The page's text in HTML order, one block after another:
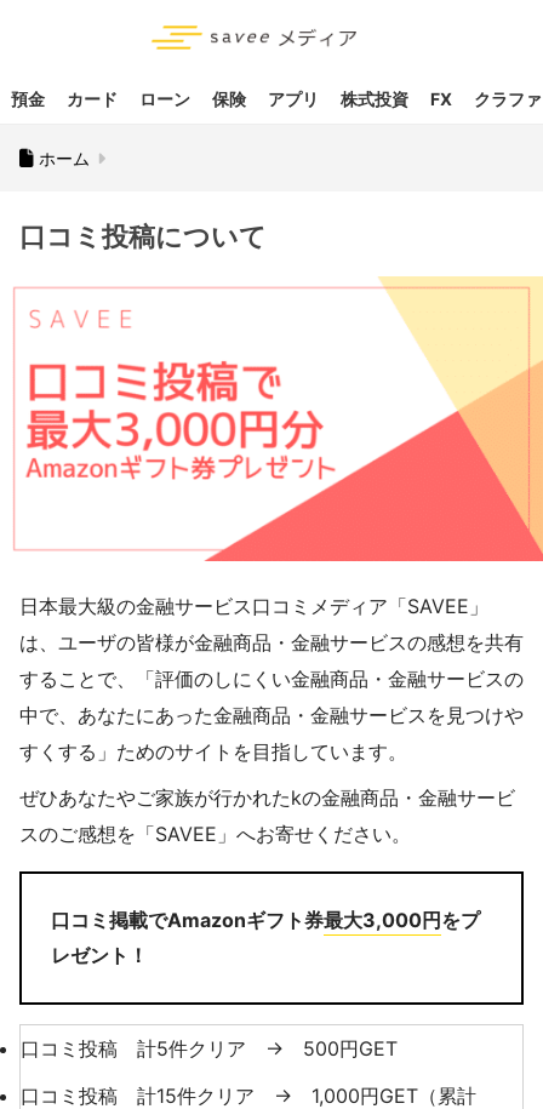
預金 カード ローン 保険 アプリ 株式投資 FX クラフ
ホーム
口コミ投稿について
日本最大級の金融サービス口コミメディア「SAVEE」
は、ユーザの皆様が金融商品・金融サービスの感想を共有
することで、「評価のしにくい金融商品・金融サービスの
中で、あなたにあった金融商品・金融サービスを見つけや
すくする」ためのサイトを目指しています。
ぜひあなたやご家族が行かれたkの金融商品・金融サービ
スのご感想を「SAVEE」へお寄せください。
口コミ掲載でAmazonギフト券最大3,000円をプ
レゼント！
口コミ投稿 計5件クリア → 500円GET
口コミ投稿 計15件クリア → 1,000円GET（累計